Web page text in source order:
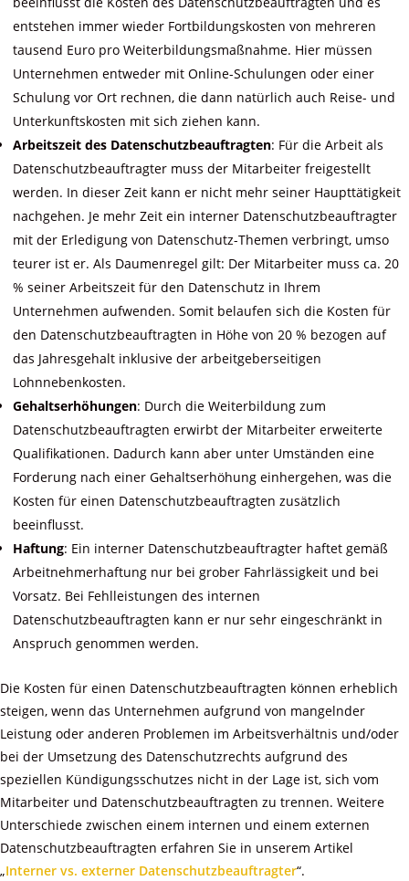
entstehen immer wieder Fortbildungskosten von mehreren
tausend Euro pro Weiterbildungsmaßnahme. Hier müssen
Unternehmen entweder mit Online-Schulungen oder einer
Schulung vor Ort rechnen, die dann natürlich auch Reise- und
Unterkunftskosten mit sich ziehen kann.
Arbeitszeit des Datenschutzbeauftragten: Für die Arbeit als
Datenschutzbeauftragter muss der Mitarbeiter freigestellt
werden. In dieser Zeit kann er nicht mehr seiner Haupttätigkeit
nachgehen. Je mehr Zeit ein interner Datenschutzbeauftragter
mit der Erledigung von Datenschutz-Themen verbringt, umso
teurer ist er. Als Daumenregel gilt: Der Mitarbeiter muss ca. 20
% seiner Arbeitszeit für den Datenschutz in Ihrem
Unternehmen aufwenden. Somit belaufen sich die Kosten für
den Datenschutzbeauftragten in Höhe von 20 % bezogen auf
das Jahresgehalt inklusive der arbeitgeberseitigen
Lohnnebenkosten.
Gehaltserhöhungen: Durch die Weiterbildung zum
Datenschutzbeauftragten erwirbt der Mitarbeiter erweiterte
Qualifikationen. Dadurch kann aber unter Umständen eine
Forderung nach einer Gehaltserhöhung einhergehen, was die
Kosten für einen Datenschutzbeauftragten zusätzlich
beeinflusst.
Haftung: Ein interner Datenschutzbeauftragter haftet gemäß
Arbeitnehmerhaftung nur bei grober Fahrlässigkeit und bei
Vorsatz. Bei Fehlleistungen des internen
Datenschutzbeauftragten kann er nur sehr eingeschränkt in
Anspruch genommen werden.
Die Kosten für einen Datenschutzbeauftragten können erheblich
steigen, wenn das Unternehmen aufgrund von mangelnder
Leistung oder anderen Problemen im Arbeitsverhältnis und/oder
bei der Umsetzung des Datenschutzrechts aufgrund des
speziellen Kündigungsschutzes nicht in der Lage ist, sich vom
Mitarbeiter und Datenschutzbeauftragten zu trennen. Weitere
Unterschiede zwischen einem internen und einem externen
Datenschutzbeauftragten erfahren Sie in unserem Artikel
„Interner vs. externer Datenschutzbeauftragter“.